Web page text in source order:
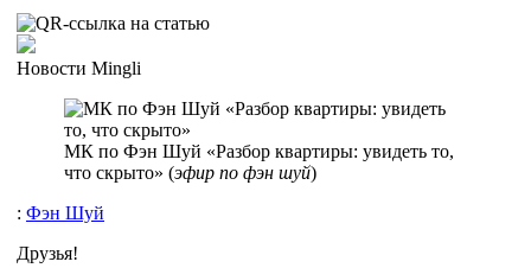
Новости Mingli
МК по Фэн Шуй «Разбор квартиры: увидеть то,
что скрыто» (эфир по фэн шуй)
: Фэн Шуй
Друзья!